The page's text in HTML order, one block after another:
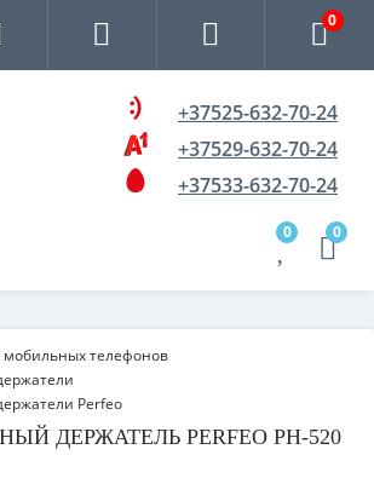
0
+37525-632-70-24
+37529-632-70-24
+37533-632-70-24
0 0
мобильных телефонов
Perfeo
ДЕРЖАТЕЛЬ PERFEO PH-520